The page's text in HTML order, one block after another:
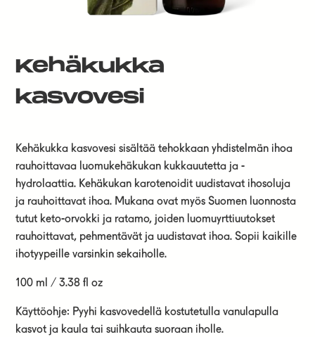
Kehäkukka
kasvovesi
Kehäkukka kasvovesi sisältää tehokkaan yhdistelmän ihoa
rauhoittavaa luomukehäkukan kukkauutetta ja -
hydrolaattia. Kehäkukan karotenoidit uudistavat ihosoluja
ja rauhoittavat ihoa. Mukana ovat myös Suomen luonnosta
tutut keto-orvokki ja ratamo, joiden luomuyrttiuutokset
rauhoittavat, pehmentävät ja uudistavat ihoa. Sopii kaikille
ihotyypeille varsinkin sekaiholle.
100 ml / 3.38 fl oz
Käyttöohje: Pyyhi kasvovedellä kostutetulla vanulapulla
kasvot ja kaula tai suihkauta suoraan iholle.